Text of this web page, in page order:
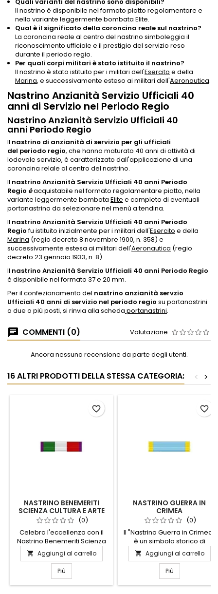
Il nastrino è disponibile nel formato piatto regolamentare e
nella variante leggermente bombata Elite.
Qual è il significato della coroncina reale sul nastrino?
La coroncina reale al centro del nastrino simboleggia il
riconoscimento ufficiale e il prestigio del servizio reso
durante il periodo regio.
Per quali corpi militari è stato istituito il nastrino?
Il nastrino è stato istituito per i militari dell'Esercito e della
Marina, e successivamente esteso ai militari dell'Aeronautica.
Nastrino Anzianità Servizio Ufficiali 40
anni di Servizio nel Periodo Regio
Nastrino Anzianità Servizio Ufficiali 40
anni Periodo Regio
Il nastrino di anzianità di servizio per gli ufficiali
del periodo regio, che hanno maturato 40 anni di attività di
lodevole servizio, è caratterizzato dall'applicazione di una
coroncina relale al centro del nastrino.
Il nastrino Anzianità Servizio Ufficiali 40 anni Periodo
Regio èacquistabile nel formato regolamentare piatto, nella
variante leggermente bombata Elite e completo di eventuali
portanastrino da selezionare nel menù a tendina.
Il nastrino Anzianità Servizio Ufficiali 40 anni Periodo
Regiofu istituito inizialmente per i militari dell'Esercito e della
Marina (regio decreto 8 novembre 1900, n. 358) e
successivamente estesa ai militari dell'Aeronautica (regio
decreto 23 gennaio 1933, n. 8).
Il nastrino Anzianità Servizio Ufficiali 40 anni Periodo Regio
è disponibile nel formato 37 e 20 mm.
Per il confezionamento del nastrino anzianità servzio
Ufficiali 40 anni di servizio nel periodo regio su portanastrini
a due o più posti, si rinvia alla scheda portanastrini.
COMMENTI (0) Valutazione
Ancora nessuna recensione da parte degli utenti.
16 ALTRI PRODOTTI DELLA STESSA CATEGORIA: >
<
NASTRINO BENEMERITI
SCIENZA CULTURA E ARTE
(0)
Celebra l'eccellenza con il
Nastrino Benemeriti Scienza
Cultura e Arte, un simbolo di
prestigio e riconoscimento
per chi ha contribuito in
modo significativo al
progresso culturale e
 Aggiungi al carrello
Più
favorite_border
NASTRINO GUERRA IN
CRIMEA
(0)
Il "Nastrino Guerra in Crimea"
è un simbolo storico di
coraggio e onore, perfetto
per collezionisti e
appassionati di storia
militare. Realizzato con
materiali di alta qualità,
 Aggiungi al carrello
Più
favorite_border